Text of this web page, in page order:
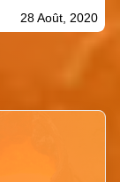
28 Août, 2020